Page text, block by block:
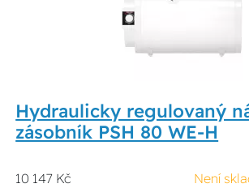
Hydraulicky regulovaný
zásobník PSH 80 WE-H
10 147 Kč
Není